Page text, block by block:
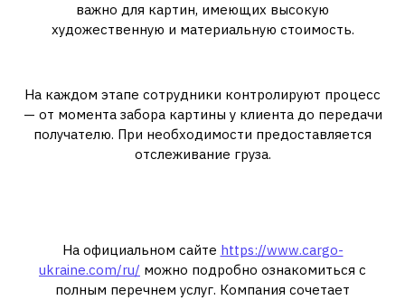
важно для картин, имеющих высокую
художественную и материальную стоимость.
На каждом этапе сотрудники контролируют процесс
— от момента забора картины у клиента до передачи
получателю. При необходимости предоставляется
отслеживание груза.
На официальном сайте https://www.cargo-
ukraine.com/ru/ можно подробно ознакомиться с
полным перечнем услуг. Компания сочетает